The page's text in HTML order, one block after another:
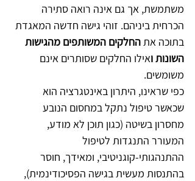
משתמשת, אך גם אינה רואה סתירה
הכרחית ביניהם. זוהי גישה חדשה המאגדת
בתוכה את החלקים המשותפים מהגישות
השונות ואילו החלקים שסותרים אינם
משומשים.
כפי שראינו, היתרון באינטגרציה הוא
שכאשר טיפול נתקל במחסום הנובע
מחסרון בשיטה (כגון תוכן לא מודע,
המעורר התנגדות לטיפול
ההתנהגותי-קוגניטיבי, ומאידך, חוסר
בהתנסות מעשית בגישה הפסיכודינמית),